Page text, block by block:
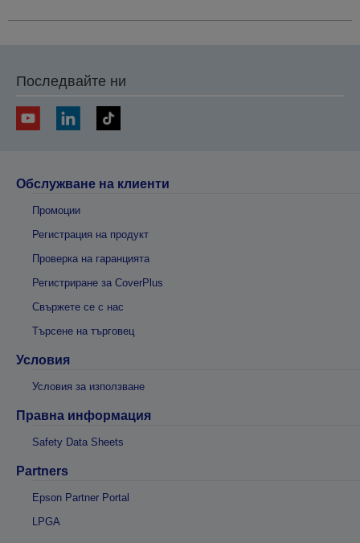
Последвайте ни
Обслужване на клиенти
Промоции
Регистрация на продукт
Проверка на гаранцията
Регистриране за CoverPlus
Свържете се с нас
Търсене на търговец
Условия
Условия за използване
Правна информация
Safety Data Sheets
Partners
Epson Partner Portal
LPGA